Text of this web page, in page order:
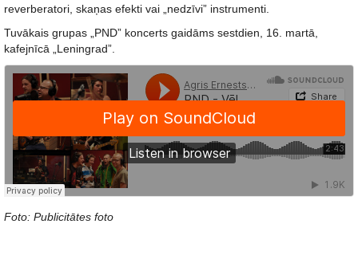
reverberatori, skaņas efekti vai „nedzīvi” instrumenti.
Tuvākais grupas „PND” koncerts gaidāms sestdien, 16. martā,
kafejnīcā „Leningrad”.
Foto: Publicitātes foto